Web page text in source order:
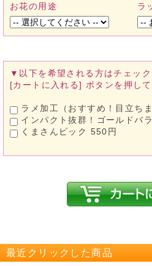
お花の用途 ラ
▼以下を希望される方はチェッ
[カートに入れる] ボタンを押し
ラメ加工（おすすめ！目立ち
インパクト抜群！ゴールドバ
くまさんピック 550円
最近クリックした商品